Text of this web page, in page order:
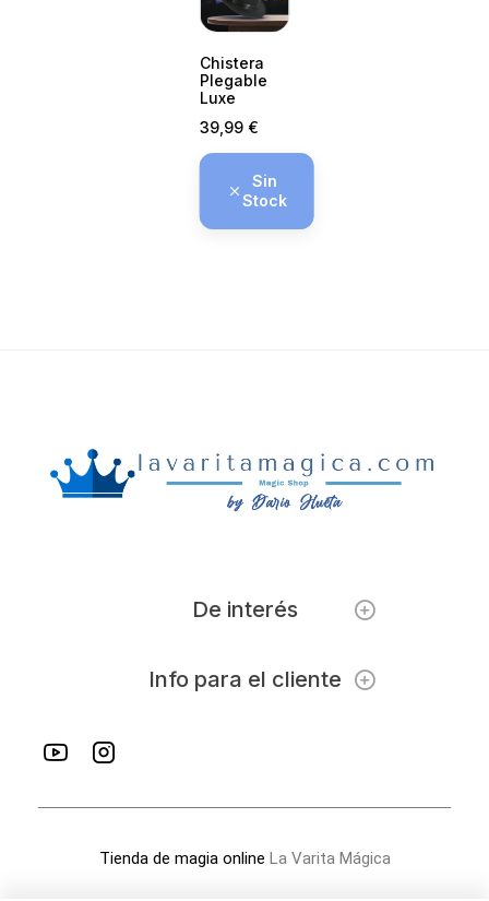
Chistera
Plegable
Luxe
Precio
39,99 €
Sin
Stock
De interés
Info para el cliente
Tienda de magia online La Varita Mágica